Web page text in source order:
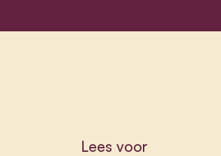
Lees voor